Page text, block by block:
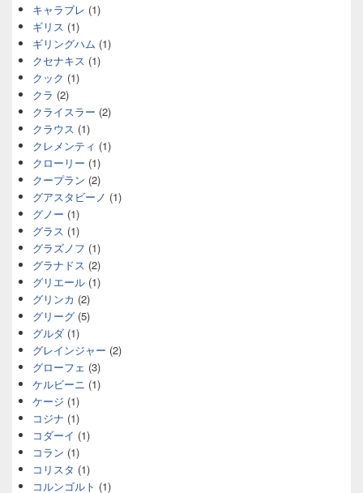
キャラブレ (1)
ギリス (1)
ギリングハム (1)
クセナキス (1)
クック (1)
クラ (2)
クライスラー (2)
クラウス (1)
クレメンティ (1)
クローリー (1)
クープラン (2)
グアスタビーノ (1)
グノー (1)
グラス (1)
グラズノフ (1)
グラナドス (2)
グリエール (1)
グリンカ (2)
グリーグ (5)
グルダ (1)
グレインジャー (2)
グローフェ (3)
ケルビーニ (1)
ケージ (1)
コジナ (1)
コダーイ (1)
コラン (1)
コリスタ (1)
コルンゴルト (1)